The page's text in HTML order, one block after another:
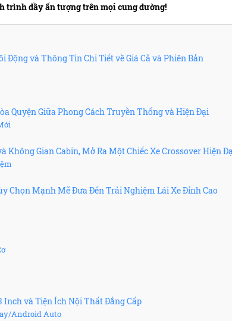
trình đầy ấn tượng trên mọi cung đường!
và Thông Tin Chi Tiết về Giá Cả và Phiên Bản
Quyện Giữa Phong Cách Truyền Thống và Hiện Đại
Gian Cabin, Mở Ra Một Chiếc Xe Crossover Hiện
Chọn Mạnh Mẽ Đưa Đến Trải Nghiệm Lái Xe Đỉnh Cao
Inch và Tiện Ích Nội Thất Đẳng Cấp
Android Auto